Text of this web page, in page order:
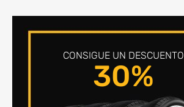
CONSIGUE UN DESCUENTO
30%